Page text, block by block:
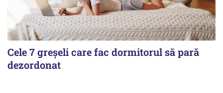
Cele 7 greșeli care fac dormitorul să pară
dezordonat